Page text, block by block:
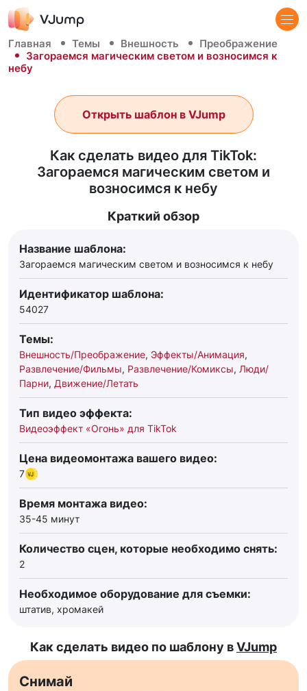
Главная Темы Внешность
Преображение
Загораемся магическим светом и возносимся к
небу
Как сделать видео для TikTok:
Загораемся магическим светом и
возносимся к небу
Открыть шаблон в VJump
Краткий обзор
Название шаблона:
Загораемся магическим светом и возносимся к небу
Идентификатор шаблона:
54027
Темы:
Внешность/Преображение, Эффекты/Анимация,
Развлечение/Фильмы, Развлечение/Комиксы, Люди/
Парни, Движение/Летать
Тип видео эффекта:
Видеоэффект «Огонь» для TikTok
Цена видеомонтажа вашего видео:
7
Время монтажа видео:
35-45 минут
Количество сцен, которые необходимо снять:
2
Необходимое оборудование для съемки:
штатив, хромакей
Как сделать видео по шаблону вVJump
Снимай